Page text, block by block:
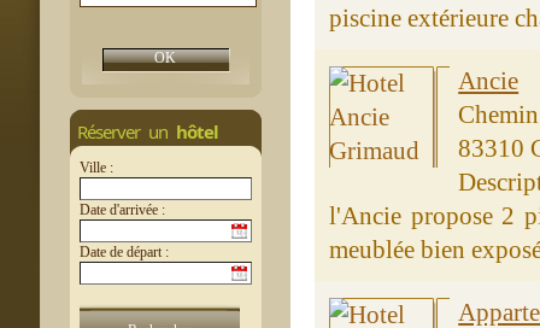
Réserver un hôtel
Ville :
Date d'arrivée :
Date de départ :
piscine extérieure
Ancie
83310
l'Ancie propose 2
meublée bien